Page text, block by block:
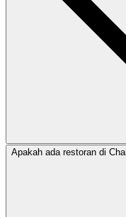
Apakah ada restoran di